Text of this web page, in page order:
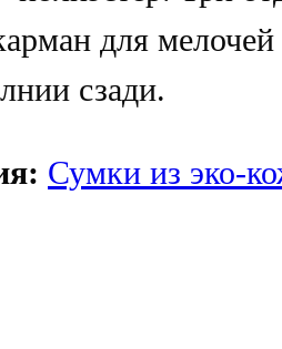
для
сзади.
Сумки из эко-